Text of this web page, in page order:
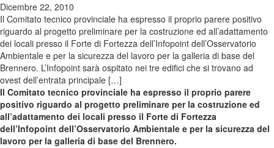
Dicembre 22, 2010
Il Comitato tecnico provinciale ha espresso il proprio parere positivo
riguardo al progetto preliminare per la costruzione ed all’adattamento
dei locali presso il Forte di Fortezza dell’Infopoint dell’Osservatorio
Ambientale e per la sicurezza del lavoro per la galleria di base del
Brennero. L’Infopoint sarà ospitato nei tre edifici che si trovano ad
ovest dell’entrata principale […]
Il Comitato tecnico provinciale ha espresso il proprio parere
positivo riguardo al progetto preliminare per la costruzione ed
all’adattamento dei locali presso il Forte di Fortezza
dell’Infopoint dell’Osservatorio Ambientale e per la sicurezza del
lavoro per la galleria di base del Brennero.